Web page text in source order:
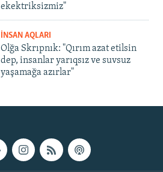
ekektriksizmiz"
İNSAN AQLARI
Olğa Skrıpnık: "Qırım azat etilsin
dep, insanlar yarıqsız ve suvsuz
yaşamağa azırlar"